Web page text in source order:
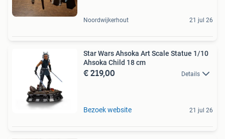
Noordwijkerhout 21 jul 26
Star Wars Ahsoka Art Scale Statue 1/10
Ahsoka Child 18 cm
€ 219,00 Details
Bezoek website 21 jul 26